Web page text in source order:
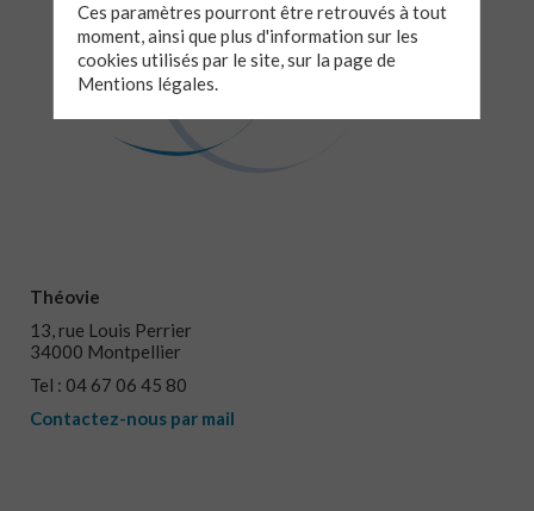
Théovie
13, rue Louis Perrier
34000 Montpellier
Tel : 04 67 06 45 80
Contactez-nous par mail
Ces paramètres pourront être retrouvés à tout
moment, ainsi que plus d'information sur les
cookies utilisés par le site, sur la page de
Mentions légales.